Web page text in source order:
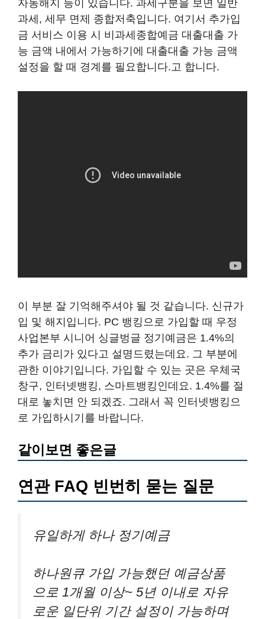
자동해지 등이 있습니다. 과세구분을 보면 일반
과세, 세무 면제 종합저축입니다. 여기서 추가입
금 서비스 이용 시 비과세종합예금 대출대출 가
능 금액 내에서 가능하기에 대출대출 가능 금액
설정을 할 때 경계를 필요합니다.고 합니다.
이 부분 잘 기억해주셔야 될 것 같습니다. 신규가
입 및 해지입니다. PC 뱅킹으로 가입할 때 우정
사업본부 시니어 싱글벙글 정기예금은 1.4%의
추가 금리가 있다고 설명드렸는데요. 그 부분에
관한 이야기입니다. 가입할 수 있는 곳은 우체국
창구, 인터넷뱅킹, 스마트뱅킹인데요. 1.4%를 절
대로 놓치면 안 되겠죠. 그래서 꼭 인터넷뱅킹으
로 가입하시기를 바랍니다.
같이보면 좋은글
연관 FAQ 빈번히 묻는 질문
유일하게 하나 정기예금
하나원큐 가입 가능했던 예금상품
으로 1개월 이상~ 5년 이내로 자유
로운 일단위 기간 설정이 가능하며